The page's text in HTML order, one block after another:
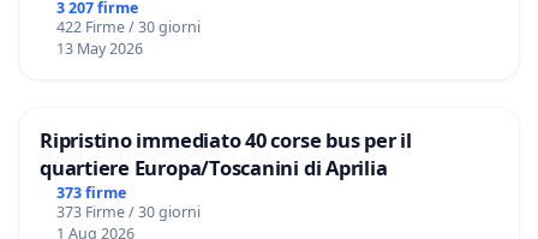
3 207 firme
422 Firme / 30 giorni
13 May 2026
Ripristino immediato 40 corse bus per il
quartiere Europa/Toscanini di Aprilia
373 firme
373 Firme / 30 giorni
1 Aug 2026